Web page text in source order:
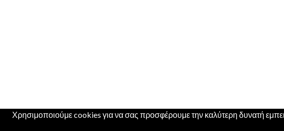
Χρησιμοποιούμε cookies για να σας προσφέρουμε την καλύτερη δυνατή